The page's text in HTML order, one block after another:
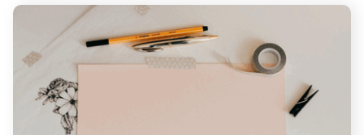
La disposition des éléments de votre logo